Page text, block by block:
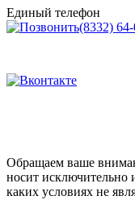
(8332) 64-
носит
каких условиях не
определяемой